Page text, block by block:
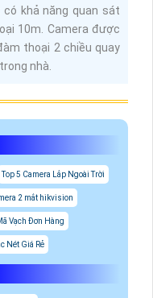
khả năng quan sát
10m. Camera được
thoại 2 chiều quay
nhà.
Top 5 Camera Lắp Ngoài Trời
2 mắt hikvision
Vạch Đơn Hàng
Nét Giá Rẻ